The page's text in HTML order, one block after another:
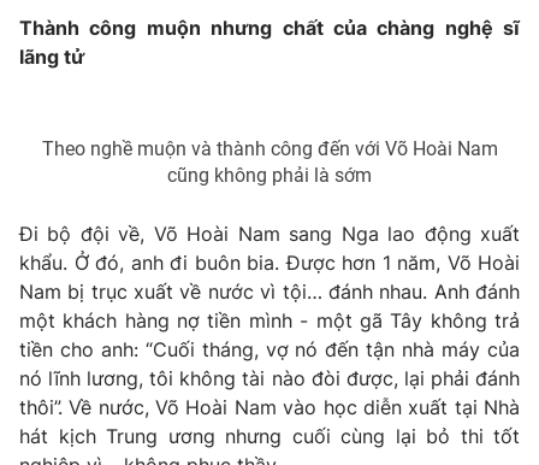
® Cấm sao chép dưới mọi hình thức nếu không có sự chấp
thuận bằng văn bản. Ghi rõ nguồn VTV.vn khi phát hành lại
thông tin từ website này.
Thành công muộn nhưng chất của chàng nghệ sĩ
lãng tử
Theo nghề muộn và thành công đến với Võ Hoài Nam
cũng không phải là sớm
Đi bộ đội về, Võ Hoài Nam sang Nga lao động xuất
khẩu. Ở đó, anh đi buôn bia. Được hơn 1 năm, Võ Hoài
Nam bị trục xuất về nước vì tội… đánh nhau. Anh đánh
một khách hàng nợ tiền mình - một gã Tây không trả
tiền cho anh: “Cuối tháng, vợ nó đến tận nhà máy của
nó lĩnh lương, tôi không tài nào đòi được, lại phải đánh
thôi”. Về nước, Võ Hoài Nam vào học diễn xuất tại Nhà
hát kịch Trung ương nhưng cuối cùng lại bỏ thi tốt